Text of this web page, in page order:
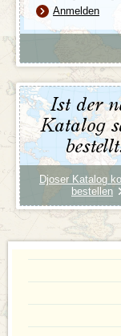
Anmelden
Ist der
Katalog
Djoser Katalog
bestellen